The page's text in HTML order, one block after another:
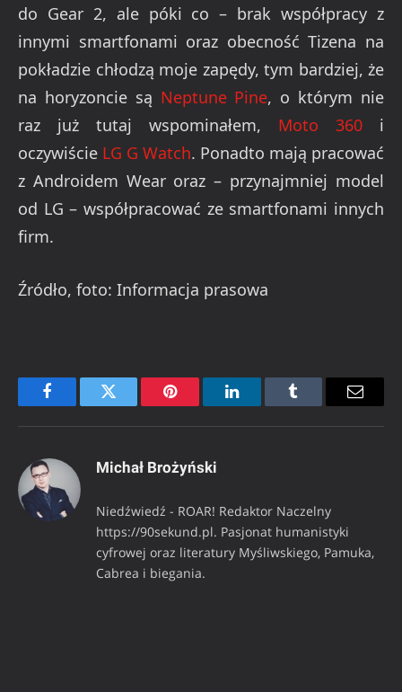
do Gear 2, ale póki co – brak współpracy z
innymi smartfonami oraz obecność Tizena na
pokładzie chłodzą moje zapędy, tym bardziej, że
na horyzoncie są Neptune Pine, o którym nie
raz już tutaj wspominałem, Moto 360 i
oczywiście LG G Watch. Ponadto mają pracować
z Androidem Wear oraz – przynajmniej model
od LG – współpracować ze smartfonami innych
firm.
Źródło, foto: Informacja prasowa
FacebookTwitter Pinterest LinkedInTumblr Email
Michał Brożyński
Niedźwiedź - ROAR! Redaktor Naczelny
https://90sekund.pl. Pasjonat humanistyki
cyfrowej oraz literatury Myśliwskiego, Pamuka,
Cabrea i biegania.